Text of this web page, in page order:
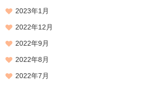
2023年1月
2022年12月
2022年9月
2022年8月
2022年7月